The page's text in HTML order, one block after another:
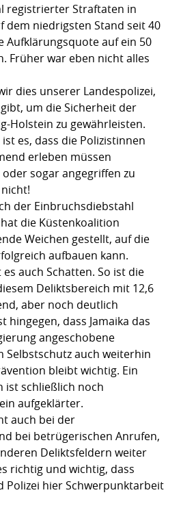
registrierter Straftaten in
dem niedrigsten Stand seit 40
Aufklärungsquote auf ein 50
Früher war eben nicht alles
dies unserer Landespolizei,
um die Sicherheit der
Holstein zu gewährleisten.
es, dass die Polizistinnen
erleben müssen
sogar angegriffen zu
der Einbruchsdiebstahl
die Küstenkoalition
Weichen gestellt, auf die
aufbauen kann.
auch Schatten. So ist die
Deliktsbereich mit 12,6
aber noch deutlich
hingegen, dass Jamaika das
angeschobene
Selbstschutz auch weiterhin
bleibt wichtig. Ein
schließlich noch
aufgeklärter.
auch bei der
bei betrügerischen Anrufen,
Deliktsfeldern weiter
richtig und wichtig, dass
Polizei hier Schwerpunktarbeit